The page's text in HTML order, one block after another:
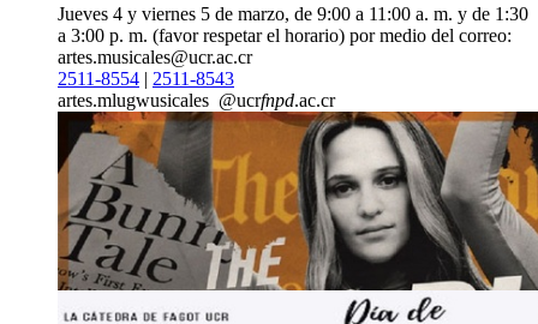
Jueves 4 y viernes 5 de marzo, de 9:00 a 11:00 a. m. y de 1:30
a 3:00 p. m. (favor respetar el horario) por medio del correo:
artes.musicales@ucr.ac.cr
2511-8554 | 2511-8543
artes.mlugwusicales @ucrfnpd.ac.cr